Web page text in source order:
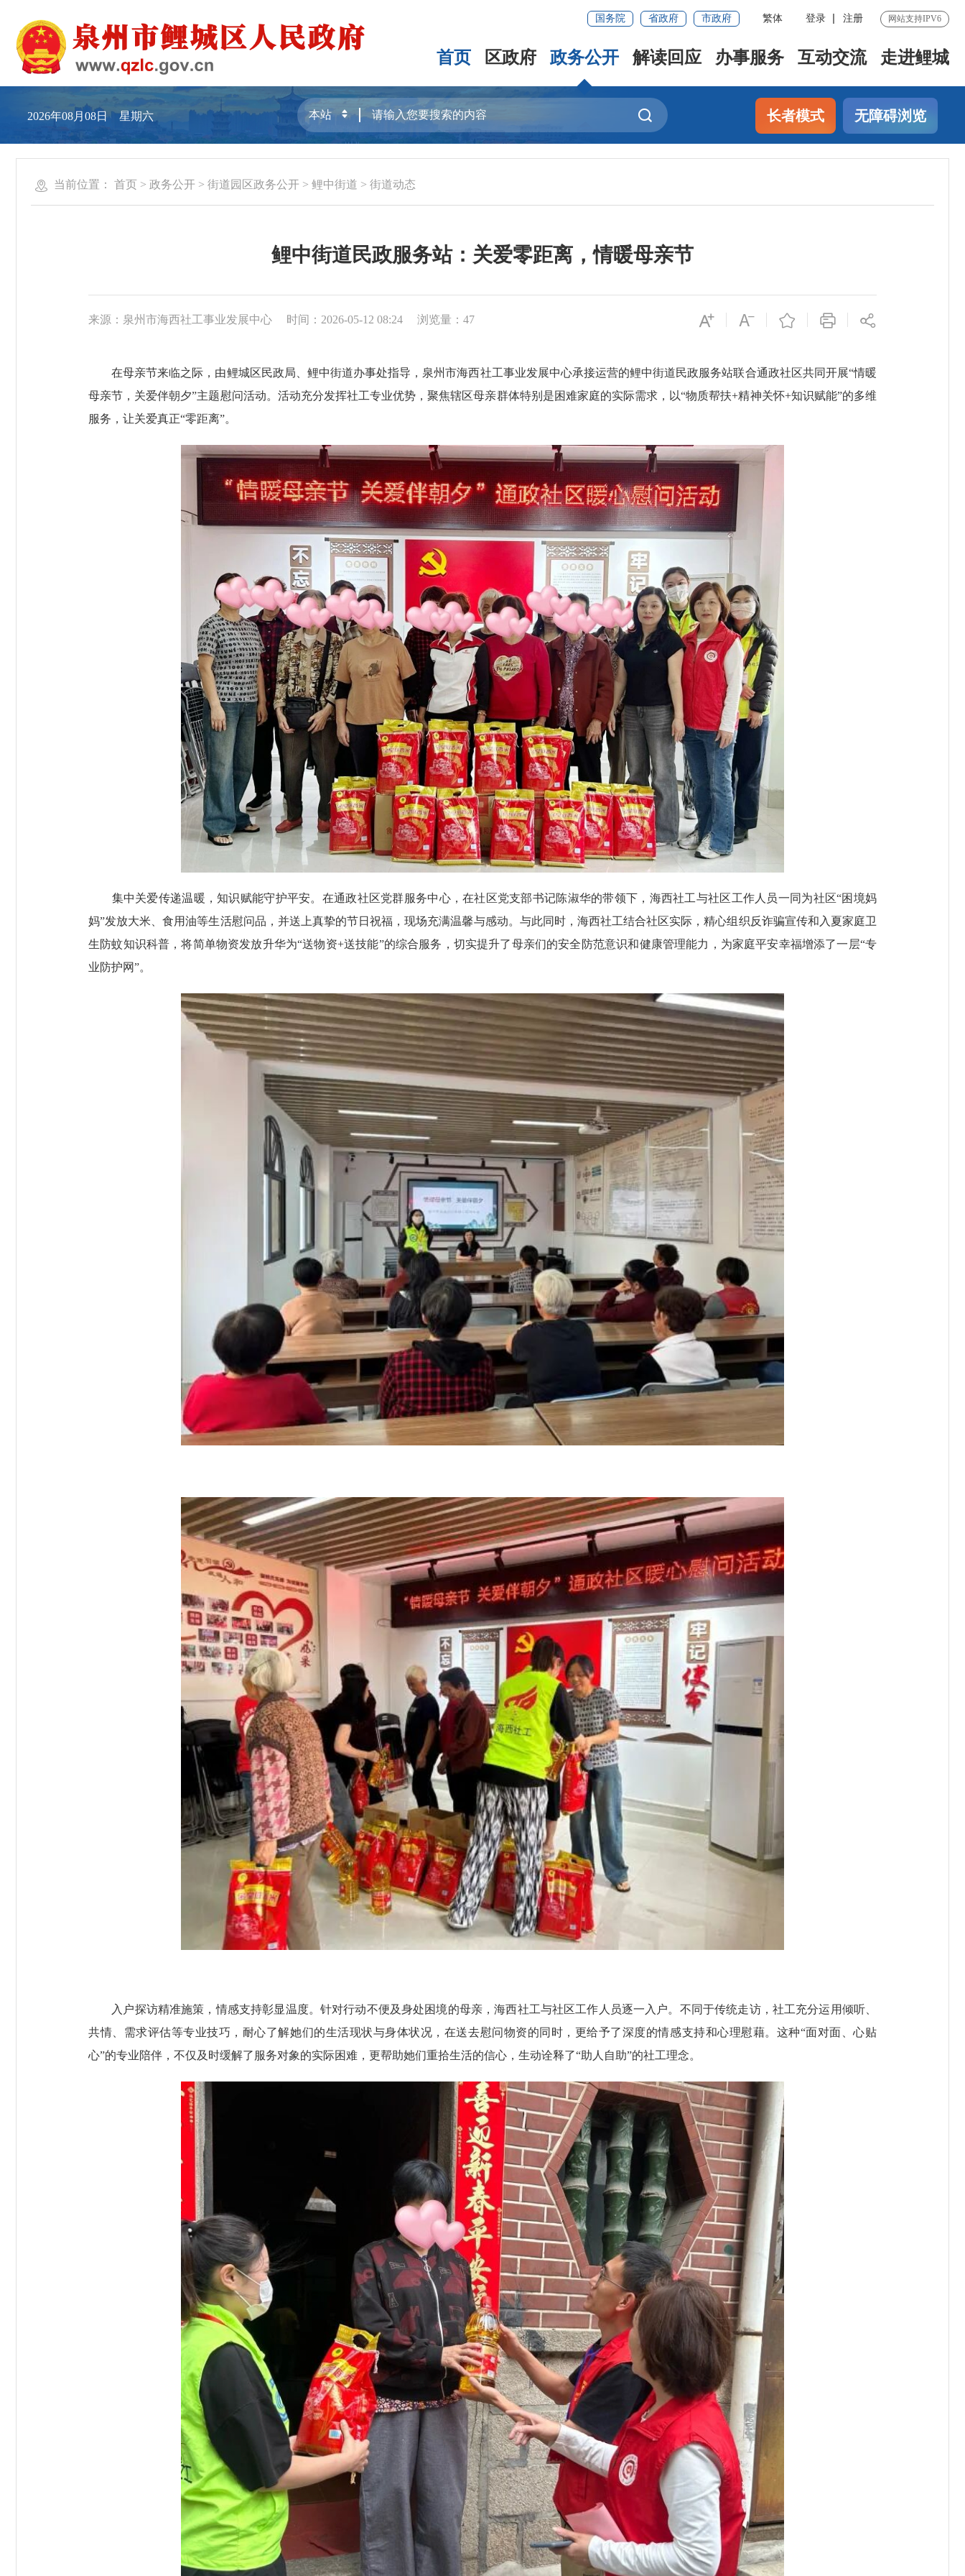
国务院 省政府 市政府 繁体 登录 注册 网站支持IPV6
首页 区政府 政务公开 解读回应 办事服务 互动交流 走进鲤城
2026年08月08日 星期六 长者模式 无障碍浏览
当前位置： 首页 > 政务公开 > 街道园区政务公开 > 鲤中街道 > 街道动态
鲤中街道民政服务站：关爱零距离，情暖母亲节
来源：泉州市海西社工事业发展中心 时间：2026-05-12 08:24 浏览量： 47
在母亲节来临之际，由鲤城区民政局、鲤中街道办事处指导，泉州市海西社工事业发展中心承接运营的鲤中街道民政服务站联合通政社区共同开展“情暖
母亲节，关爱伴朝夕”主题慰问活动。活动充分发挥社工专业优势，聚焦辖区母亲群体特别是困难家庭的实际需求，以“物质帮扶+精神关怀+知识赋能”的多维
服务，让关爱真正“零距离”。
集中关爱传递温暖，知识赋能守护平安。在通政社区党群服务中心，在社区党支部书记陈淑华的带领下，海西社工与社区工作人员一同为社区“困境妈
妈”发放大米、食用油等生活慰问品，并送上真挚的节日祝福，现场充满温馨与感动。与此同时，海西社工结合社区实际，精心组织反诈骗宣传和入夏家庭卫
生防蚊知识科普，将简单物资发放升华为“送物资+送技能”的综合服务，切实提升了母亲们的安全防范意识和健康管理能力，为家庭平安幸福增添了一层“专
业防护网”。
入户探访精准施策，情感支持彰显温度。针对行动不便及身处困境的母亲，海西社工与社区工作人员逐一入户。不同于传统走访，社工充分运用倾听、
共情、需求评估等专业技巧，耐心了解她们的生活现状与身体状况，在送去慰问物资的同时，更给予了深度的情感支持和心理慰藉。这种“面对面、心贴
心”的专业陪伴，不仅及时缓解了服务对象的实际困难，更帮助她们重拾生活的信心，生动诠释了“助人自助”的社工理念。